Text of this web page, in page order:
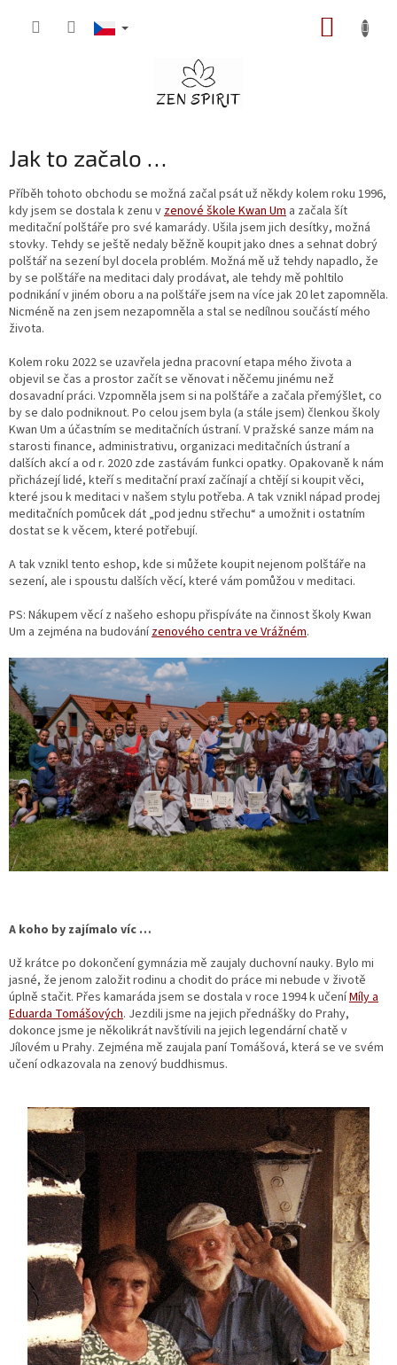
Jak to začalo …
Příběh tohoto obchodu se možná začal psát už někdy kolem roku 1996,
kdy jsem se dostala k zenu v zenové škole Kwan Um a začala šít
meditační polštáře pro své kamarády. Ušila jsem jich desítky, možná
stovky. Tehdy se ještě nedaly běžně koupit jako dnes a sehnat dobrý
polštář na sezení byl docela problém. Možná mě už tehdy napadlo, že
by se polštáře na meditaci daly prodávat, ale tehdy mě pohltilo
podnikání v jiném oboru a na polštáře jsem na více jak 20 let zapomněla.
Nicméně na zen jsem nezapomněla a stal se nedílnou součástí mého
života.
Kolem roku 2022 se uzavřela jedna pracovní etapa mého života a
objevil se čas a prostor začít se věnovat i něčemu jinému než
dosavadní práci. Vzpomněla jsem si na polštáře a začala přemýšlet, co
by se dalo podniknout. Po celou jsem byla (a stále jsem) členkou školy
Kwan Um a účastním se meditačních ústraní. V pražské sanze mám na
starosti finance, administrativu, organizaci meditačních ústraní a
dalších akcí a od r. 2020 zde zastávám funkci opatky. Opakovaně k nám
přicházejí lidé, kteří s meditační praxí začínají a chtějí si koupit věci,
které jsou k meditaci v našem stylu potřeba. A tak vznikl nápad prodej
meditačních pomůcek dát „pod jednu střechu“ a umožnit i ostatním
dostat se k věcem, které potřebují.
A tak vznikl tento eshop, kde si můžete koupit nejenom polštáře na
sezení, ale i spoustu dalších věcí, které vám pomůžou v meditaci.
PS: Nákupem věcí z našeho eshopu přispíváte na činnost školy Kwan
Um a zejména na budovánízenového centra ve Vrážném.
A koho by zajímalo víc …
Už krátce po dokončení gymnázia mě zaujaly duchovní nauky. Bylo mi
jasné, že jenom založit rodinu a chodit do práce mi nebude v životě
úplně stačit. Přes kamaráda jsem se dostala v roce 1994 k učeníMíly a
Eduarda Tomášových. Jezdili jsme na jejich přednášky do Prahy,
dokonce jsme je několikrát navštívili na jejich legendární chatě v
Jílovém u Prahy. Zejména mě zaujala paní Tomášová, která se ve svém
učení odkazovala na zenový buddhismus.